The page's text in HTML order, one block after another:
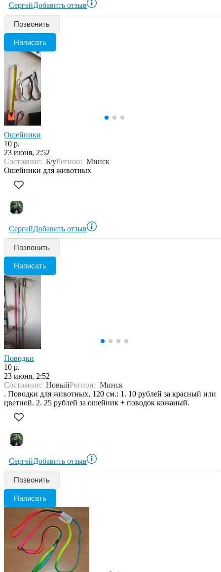
СергейДобавить отзыв
Позвонить
Написать
Ошейники
10 р.
23 июня, 2:52
Состояние: Б/уРегион: Минск
Ошейники для животных
СергейДобавить отзыв
Позвонить
Написать
Поводки
10 р.
23 июня, 2:52
Состояние: НовыйРегион: Минск
. Поводки для животных, 120 см.: 1. 10 рублей за красный или
цветной. 2. 25 рублей за ошейник + поводок кожаный.
СергейДобавить отзыв
Позвонить
Написать